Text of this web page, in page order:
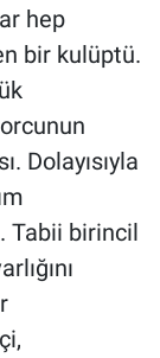
hep
bir kulüptü.
Dolayısıyla
Tabii birincil